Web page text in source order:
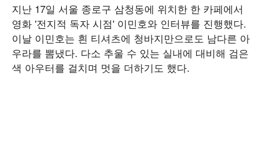
지난 17일 서울 종로구 삼청동에 위치한 한 카페에서
영화 '전지적 독자 시점' 이민호와 인터뷰를 진행했다.
이날 이민호는 흰 티셔츠에 청바지만으로도 남다른 아
우라를 뽐냈다. 다소 추울 수 있는 실내에 대비해 검은
색 아우터를 걸치며 멋을 더하기도 했다.